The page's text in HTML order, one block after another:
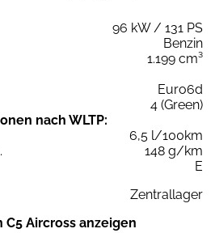
96 kW / 131 PS
Benzin
1.199 cm³
Euro6d
4 (Green)
nach WLTP:
6,5 l/100km
148 g/km
E
Zentrallager
C5 Aircross anzeigen